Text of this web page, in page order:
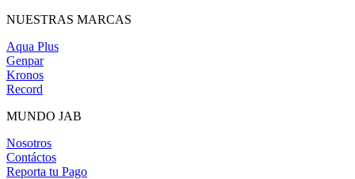
NUESTRAS MARCAS
Aqua Plus
Genpar
Kronos
Record
MUNDO JAB
Nosotros
Contáctos
Reporta tu Pago